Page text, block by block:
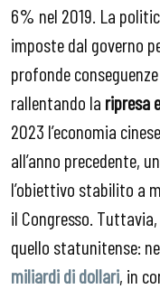
6% nel 2019. La
imposte dal governo
profonde
rallentando la ripresa
2023 l’economia
all’anno precedente,
l’obiettivo stabilito a
il Congresso.
quello statunitense:
miliardi di dollari, in